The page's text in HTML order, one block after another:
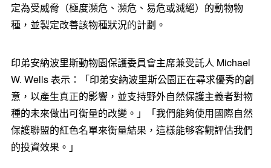
定為受威脅（極度瀕危、瀕危、易危或滅絕）的動物物
種，並製定改善該物種狀況的計劃。
印弟安納波里斯動物園保護委員會主席兼受託人 Michael
W. Wells 表示：「印弟安納波里斯公園正在尋求優秀的創
意，以產生真正的影響，並支持野外自然保護主義者對物
種的未來做出可衡量的改變。」「我們能夠使用國際自然
保護聯盟的紅色名單來衡量結果，這樣能够客觀評估我們
的投資效果。」